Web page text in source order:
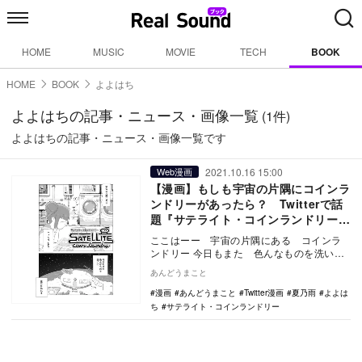
HOME MUSIC MOVIE TECH BOOK
HOME BOOK よよはち
よよはちの記事・ニュース・画像一覧 (1件)
よよはちの記事・ニュース・画像一覧です
Web漫画 2021.10.16 15:00
【漫画】もしも宇宙の片隅にコインラ
ンドリーがあったら？ Twitterで話
題『サテライト・コインランドリー』
がおもしろい
ここはーー 宇宙の片隅にある コインラ
ンドリー 今日もまた 色んなものを洗い
ら…
あんどうまこと
漫画
あんどうまこと Twitter漫画 夏乃雨
よよは
ち
サテライト・コインランドリー